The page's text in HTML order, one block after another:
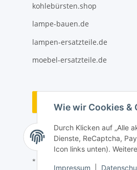
Wie wir Cookies &
Durch Klicken auf „Alle
Dienste, ReCaptcha,
Icon links unten).
Impressum
kohlebürsten.shop
lampe-bauen.de
lampen-ersatzteile.de
moebel-ersatzteile.de
Vertrag widerrufen
* Alle Preise inkl. gesetzlicher USt.,